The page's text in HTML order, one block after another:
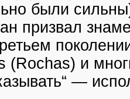
были
призвал
(Rochas) и
—